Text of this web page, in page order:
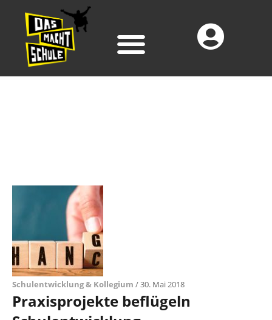
Schulentwicklung & Kollegium / 30. Mai 2018
Praxisprojekte beflügeln